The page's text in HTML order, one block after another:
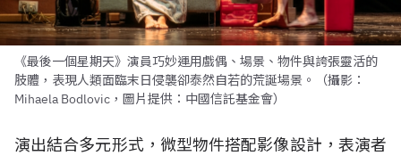
《最後一個星期天》演員巧妙運用戲偶、場景、物件與誇張靈活的
肢體，表現人類面臨末日侵襲卻泰然自若的荒誕場景。（攝影：
Mihaela Bodlovic，圖片提供：中國信託基金會）
演出結合多元形式，微型物件搭配影像設計，表演者